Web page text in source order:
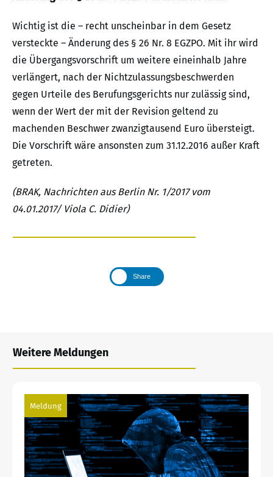
Wichtig ist die – recht unscheinbar in dem Gesetz
versteckte – Änderung des § 26 Nr. 8 EGZPO. Mit ihr wird
die Übergangsvorschrift um weitere eineinhalb Jahre
verlängert, nach der Nichtzulassungsbeschwerden
gegen Urteile des Berufungsgerichts nur zulässig sind,
wenn der Wert der mit der Revision geltend zu
machenden Beschwer zwanzigtausend Euro übersteigt.
Die Vorschrift wäre ansonsten zum 31.12.2016 außer Kraft
getreten.
(BRAK, Nachrichten aus Berlin Nr. 1/2017 vom
04.01.2017/ Viola C. Didier)
Share
Weitere Meldungen
Meldung